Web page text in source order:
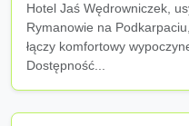
Hotel Jaś Wędrowniczek,
Rymanowie na
łączy komfortowy
Dostępność...